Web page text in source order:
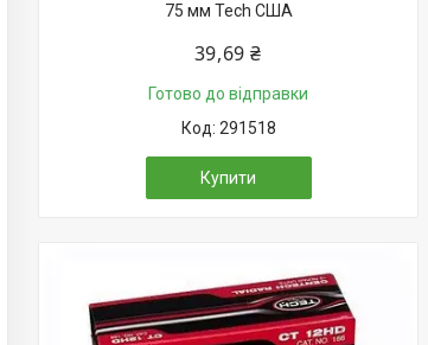
75 мм Tech США
39,69 ₴
Готово до відправки
291518
Купити